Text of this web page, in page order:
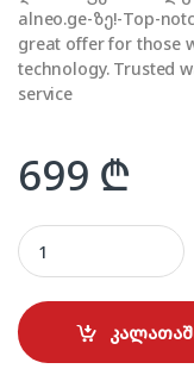
alneo.ge-ზე!-Top-
great offer for those
technology. Trusted
service
699 ₾
ELECTROLUX EAF12B